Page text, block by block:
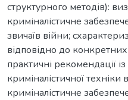
структурного методів):
криміналістичне
звичаїв війни;
відповідно до
практичні рекомендації
криміналістичної
криміналістичне